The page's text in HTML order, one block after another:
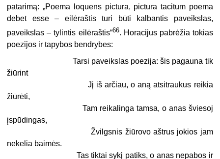
patarimą: „Poema loquens pictura, pictura tacitum poema
debet esse – eilėraštis turi būti kalbantis paveikslas,
paveikslas – tylintis eilėraštis“66. Horacijus pabrėžia tokias
poezijos ir tapybos bendrybes:
Tarsi paveikslas poezija: šis pagauna tik
žiūrint
Jį iš arčiau, o aną atsitraukus reikia
žiūrėti,
Tam reikalinga tamsa, o anas šviesoj
įspūdingas,
Žvilgsnis žiūrovo aštrus jokios jam
nekelia baimės.
Tas tiktai sykį patiks, o anas nepabos ir